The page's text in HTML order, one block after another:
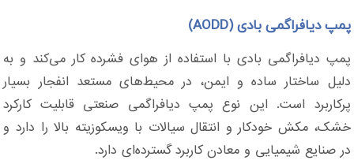
پمپ دیافراگمی بادی (AODD)
پمپ دیافراگمی بادی با استفاده از هوای فشرده کار می‌کند و به
دلیل ساختار ساده و ایمن، در محیط‌های مستعد انفجار بسیار
پرکاربرد است. این نوع پمپ دیافراگمی صنعتی قابلیت کارکرد
خشک، مکش خودکار و انتقال سیالات با ویسکوزیته بالا را دارد و
در صنایع شیمیایی و معادن کاربرد گسترده‌ای دارد.